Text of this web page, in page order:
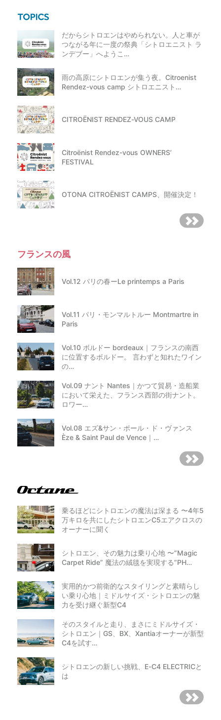
だからシトロエンはやめられない。人と車が
つながる年に一度の祭典「シトロエニスト ラ
ンデブー」へようこ…
雨の高原にシトロエンが集う夜。Citroenist
Rendez-vous camp シトロエニスト…
CITROËNIST RENDEZ-VOUS CAMP
Citroënist Rendez-vous OWNERS’
FESTIVAL
OTONA CITROËNIST CAMPS、開催決定！
フランスの風
Vol.12 パリの春ーLe printemps a Paris
Vol.11 パリ・モンマルトルー Montmartre in
Paris
Vol.10 ボルドー bordeaux｜フランスの南西
に位置するボルドー。 言わずと知れたワイン
の…
Vol.09 ナント Nantes｜かつて貿易・造船業
において栄えた、フランス西部の街ナント。
ロワー…
Vol.08 エズ&サン・ポール・ド・ヴァンス
Èze & Saint Paul de Vence｜…
乗るほどにシトロエンの魔法は深まる 〜4年5
万キロを共にしたシトロエンC5エアクロスの
オーナーに聞く
シトロエン、その魅力は乗り心地 〜”Magic
Carpet Ride” 魔法の絨毯を実現する”PH…
実用的かつ前衛的なスタイリングと素晴らし
い乗り心地｜ミドルサイズ・シトロエンの魅
力を受け継ぐ新型C4
そのスタイルと走り、まさにミドルサイズ・
シトロエン｜GS、BX、Xantiaオーナーが新型
C4を試す…
シトロエンの新しい挑戦、E-C4 ELECTRICと
は